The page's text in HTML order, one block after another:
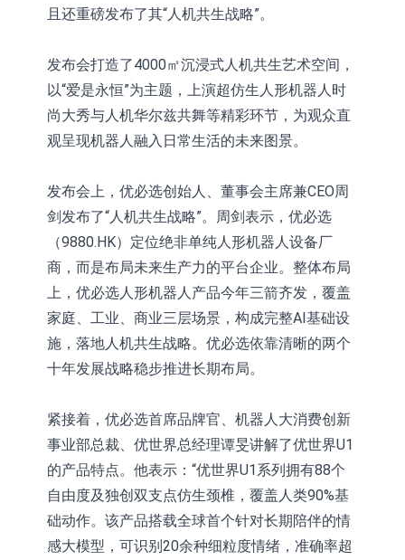
海"系列智算模組 系列產品基於國產
CPU與GPU構建
新時達：暫未生產四足載人機器人
【異動股】雞肉概念板塊拉升，益生
股份(002458.CN)漲10.02%
且还重磅发布了其“人机共生战略”。
发布会打造了4000㎡沉浸式人机共生艺术空间，
以“爱是永恒”为主题，上演超仿生人形机器人时
尚大秀与人机华尔兹共舞等精彩环节，为观众直
观呈现机器人融入日常生活的未来图景。
发布会上，优必选创始人、董事会主席兼CEO周
剑发布了“人机共生战略”。周剑表示，优必选
（9880.HK）定位绝非单纯人形机器人设备厂
商，而是布局未来生产力的平台企业。整体布局
上，优必选人形机器人产品今年三箭齐发，覆盖
家庭、工业、商业三层场景，构成完整AI基础设
施，落地人机共生战略。优必选依靠清晰的两个
十年发展战略稳步推进长期布局。
紧接着，优必选首席品牌官、机器人大消费创新
事业部总裁、优世界总经理谭旻讲解了优世界U1
的产品特点。他表示：“优世界U1系列拥有88个
自由度及独创双支点仿生颈椎，覆盖人类90%基
础动作。该产品搭载全球首个针对长期陪伴的情
感大模型，可识别20余种细粒度情绪，准确率超